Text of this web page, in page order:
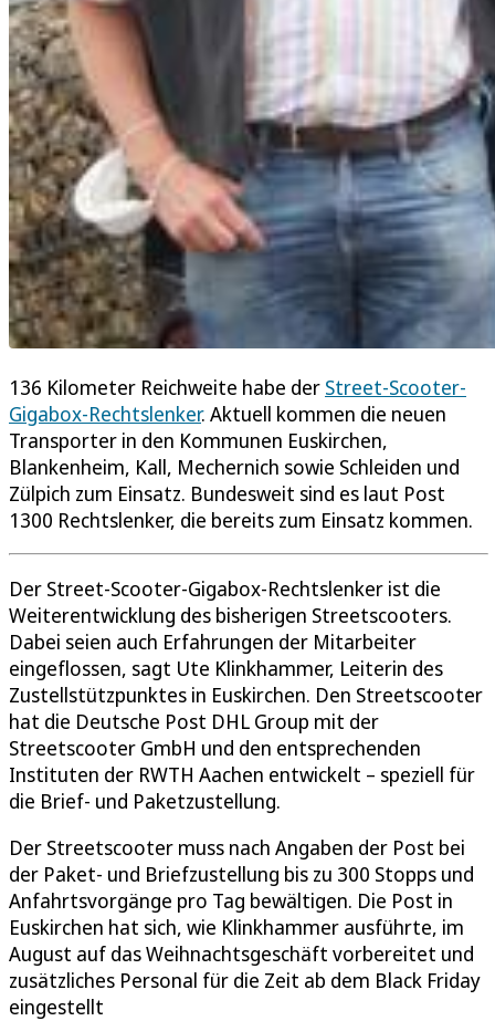
136 Kilometer Reichweite habe der Street-Scooter-
Gigabox-Rechtslenker. Aktuell kommen die neuen
Transporter in den Kommunen Euskirchen,
Blankenheim, Kall, Mechernich sowie Schleiden und
Zülpich zum Einsatz. Bundesweit sind es laut Post
1300 Rechtslenker, die bereits zum Einsatz kommen.
Der Street-Scooter-Gigabox-Rechtslenker ist die
Weiterentwicklung des bisherigen Streetscooters.
Dabei seien auch Erfahrungen der Mitarbeiter
eingeflossen, sagt Ute Klinkhammer, Leiterin des
Zustellstützpunktes in Euskirchen. Den Streetscooter
hat die Deutsche Post DHL Group mit der
Streetscooter GmbH und den entsprechenden
Instituten der RWTH Aachen entwickelt – speziell für
die Brief- und Paketzustellung.
Der Streetscooter muss nach Angaben der Post bei
der Paket- und Briefzustellung bis zu 300 Stopps und
Anfahrtsvorgänge pro Tag bewältigen. Die Post in
Euskirchen hat sich, wie Klinkhammer ausführte, im
August auf das Weihnachtsgeschäft vorbereitet und
zusätzliches Personal für die Zeit ab dem Black Friday
eingestellt